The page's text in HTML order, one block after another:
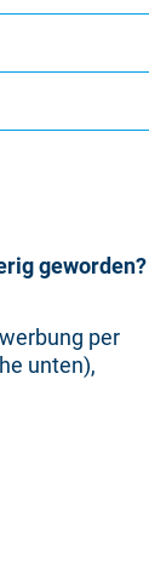
geworden?
per
unten),